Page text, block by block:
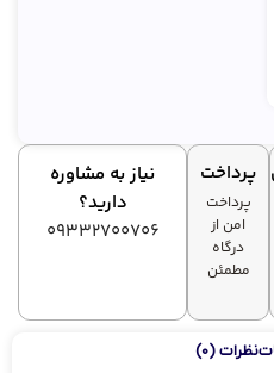
پرداخت
پرداخت
امن از
درگاه
مطمئن
نیاز به مشاوره
دارید؟
09332700706
نظرات (0)